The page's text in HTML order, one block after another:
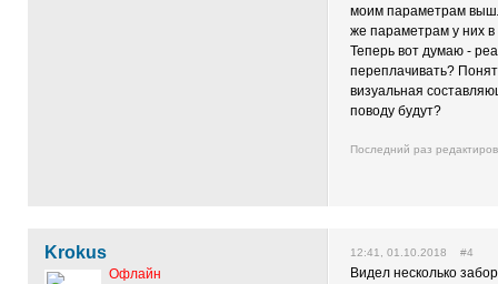
моим параметрам
же параметрам у них
Теперь вот думаю -
переплачивать?
визуальная
поводу будут?
Последний раз
Krokus
Офлайн
12:41, 01.10.2018 #4
Видел несколько